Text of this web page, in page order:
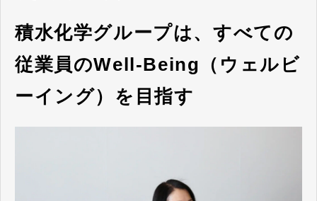
積水化学グループは、すべての
従業員のWell-Being（ウェルビ
ーイング）を目指す